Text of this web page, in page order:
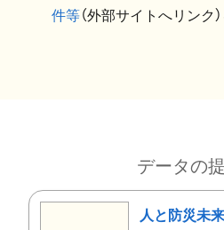
件等（外部サイトへリンク
データの
人と防災未